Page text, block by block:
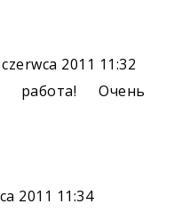
2011 11:32
работа! Очень
2011 11:34